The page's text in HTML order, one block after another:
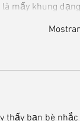
mấy khung
thấy bạn bè